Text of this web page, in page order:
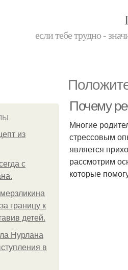
если тебе трудно -
из
с
границу к
детей.
Нурлана
в
Почему
Многие
стрессовым
является
рассмотрим
которые